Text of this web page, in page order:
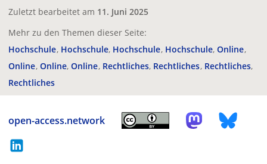
Zuletzt bearbeitet am 11. Juni 2025
Mehr zu den Themen dieser Seite:
Hochschule Hochschule Hochschule Hochschule Online
Online Online Online Rechtliches Rechtliches Rechtliches
Rechtliches
open-access.network